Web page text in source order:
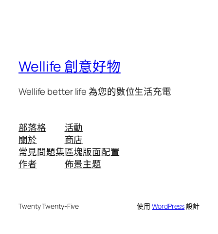
Wellife 創意好物
Wellife better life 為您的數位生活充電
部落格
關於
常見問題集
作者
活動
商店
區塊版面配置
佈景主題
Twenty Twenty-Five 使用WordPress設計